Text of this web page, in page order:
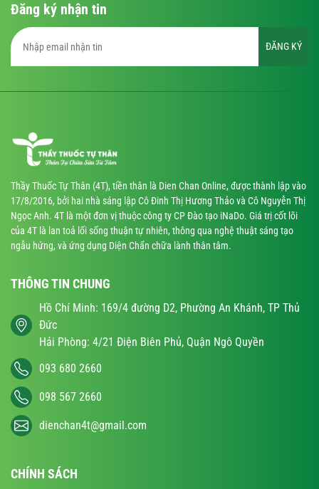
Đăng ký nhận tin
ĐĂNG KÝ
Thầy Thuốc Tự Thân (4T), tiền thân là Dien Chan Online, được thành lập vào
17/8/2016, bởi hai nhà sáng lập Cô Đinh Thị Hương Thảo và Cô Nguyễn Thị
Ngọc Anh. 4T là một đơn vị thuộc công ty CP Đào tạo iNaDo. Giá trị cốt lõi
của 4T là lan toả lối sống thuận tự nhiên, thông qua nghệ thuật sáng tạo
ngẫu hứng, và ứng dụng Diện Chẩn chữa lành thân tâm.
THÔNG TIN CHUNG
Hồ Chí Minh: 169/4 đường D2, Phường An Khánh, TP Thủ
Đức
Hải Phòng: 4/21 Điện Biên Phủ, Quận Ngô Quyền
093 680 2660
098 567 2660
dienchan4t@gmail.com
CHÍNH SÁCH